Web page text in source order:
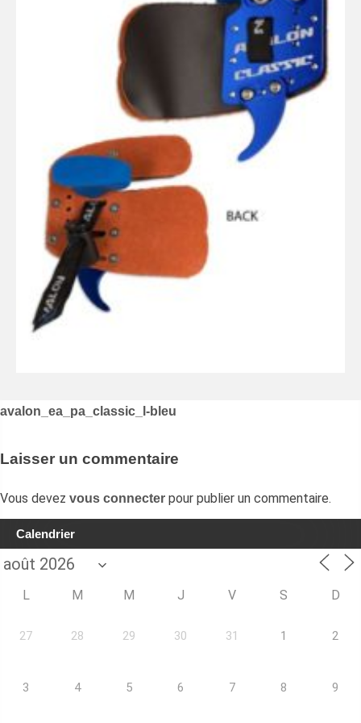
Navigation
l’article
avalon_ea_pa_classic_l-bleu
Laisser un commentaire
Vous devez vous connecter pour publier un commentaire.
Calendrier
L M M J V S D
27 28 29 30 31 1 2
3 4 5 6 7 8 9